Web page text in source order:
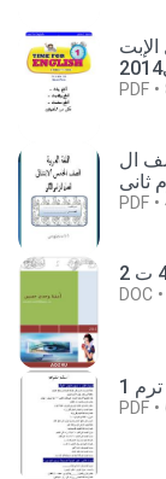
دائى (الترم الثانى2014)time for Englishفقط عل
PDF
للصف ال
PDF
DOC
PDF